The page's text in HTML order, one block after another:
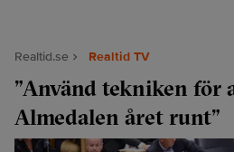
Realtid.se Realtid TV
”Använd tekniken för
Almedalen året runt”